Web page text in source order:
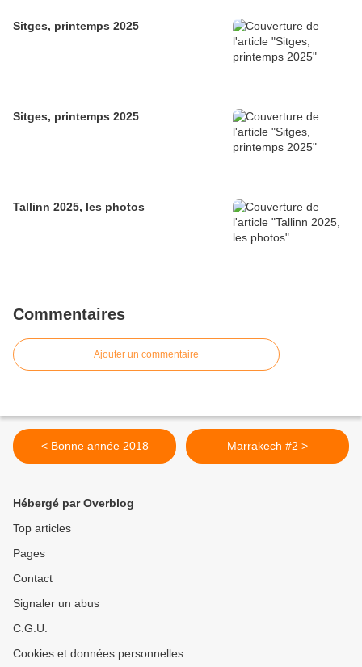
Sitges, printemps 2025
Sitges, printemps 2025
Tallinn 2025, les photos
Commentaires
Ajouter un commentaire
< Bonne année 2018 Marrakech #2 >
Hébergé par Overblog
Top articles
Pages
Contact
Signaler un abus
C.G.U.
Cookies et données personnelles